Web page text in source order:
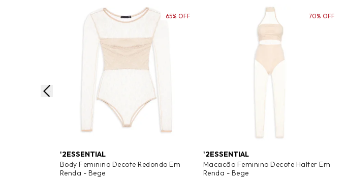
'2ESSENTIAL
Body Feminino Decote Redondo Em
Renda - Bege
65% OFF
'2ESSENTIAL
Macacão Feminino Decote Halter Em
Renda - Bege
70% OFF